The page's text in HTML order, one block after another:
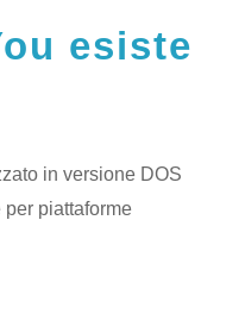
esiste
in versione DOS
piattaforme